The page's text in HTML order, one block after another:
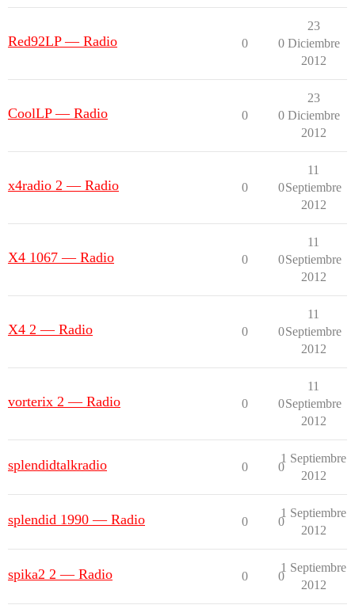
Red92LP — Radio 0 0
23
Diciembre
2012
CoolLP — Radio 0 0
23
Diciembre
2012
x4radio 2 — Radio 0 0
11
Septiembre
2012
X4 1067 — Radio 0 0
11
Septiembre
2012
X4 2 — Radio 0 0
11
Septiembre
2012
vorterix 2 — Radio 0 0
11
Septiembre
2012
splendidtalkradio 0 0
1 Septiembre
2012
splendid 1990 — Radio 0 0
1 Septiembre
2012
spika2 2 — Radio 0 0
1 Septiembre
2012